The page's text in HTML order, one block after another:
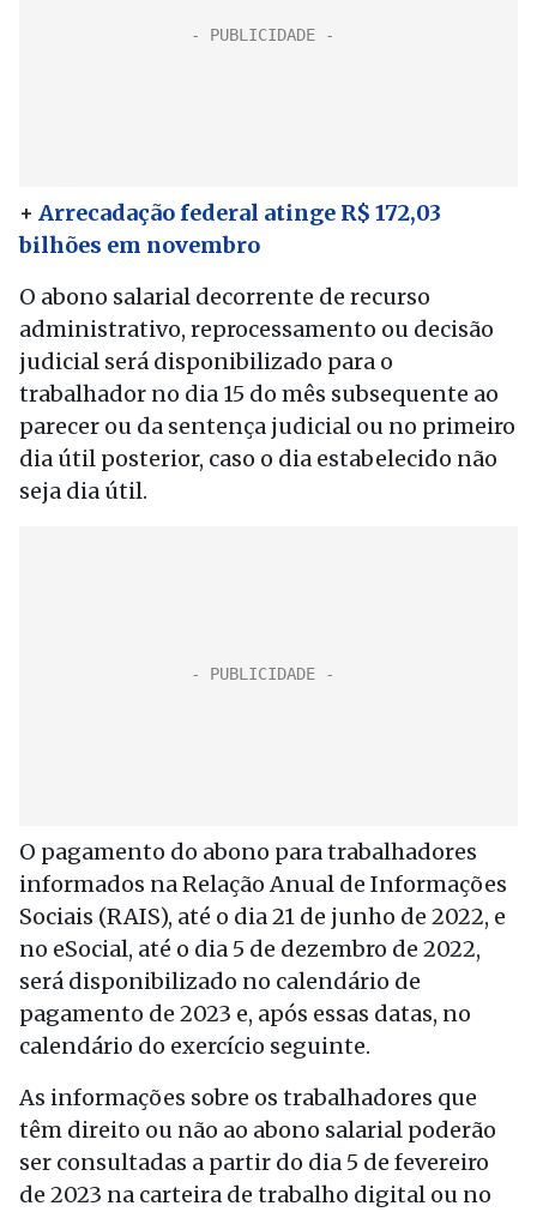
+ Arrecadação federal atinge R$ 172,03
bilhões em novembro
O abono salarial decorrente de recurso
administrativo, reprocessamento ou decisão
judicial será disponibilizado para o
trabalhador no dia 15 do mês subsequente ao
parecer ou da sentença judicial ou no primeiro
dia útil posterior, caso o dia estabelecido não
seja dia útil.
O pagamento do abono para trabalhadores
informados na Relação Anual de Informações
Sociais (RAIS), até o dia 21 de junho de 2022, e
no eSocial, até o dia 5 de dezembro de 2022,
será disponibilizado no calendário de
pagamento de 2023 e, após essas datas, no
calendário do exercício seguinte.
As informações sobre os trabalhadores que
têm direito ou não ao abono salarial poderão
ser consultadas a partir do dia 5 de fevereiro
de 2023 na carteira de trabalho digital ou no